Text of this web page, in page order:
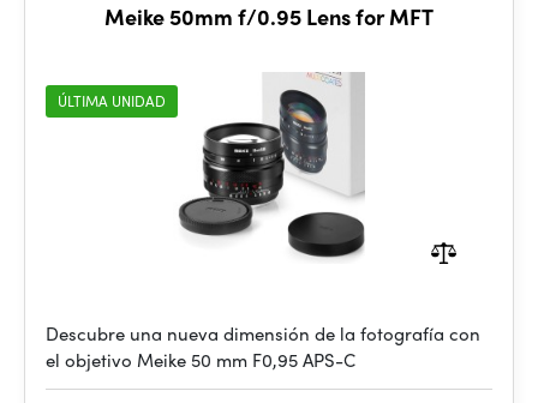
Meike 50mm f/0.95 Lens for MFT
ÚLTIMA UNIDAD
Descubre una nueva dimensión de la fotografía con
el objetivo Meike 50 mm F0,95 APS-C